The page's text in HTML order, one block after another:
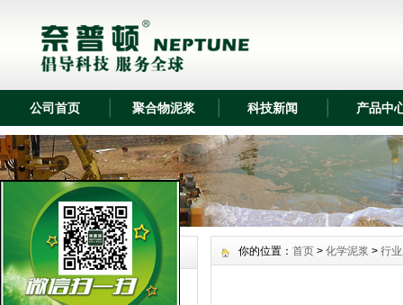
公司首页 聚合物泥浆 科技新闻 产品中
化学泥浆 News
行业新闻
奈普顿化学泥浆在中国气象项目中应用
奈普顿化学泥浆在西安咸阳项目中应用
奈普顿化学泥浆在辽宁盖州项目中应用
奈普顿化学泥浆在联合大学项目中应用
奈普顿化学泥浆在福建鼓山项目中应用
奈普顿化学泥浆在化工焦化项目中应用
奈普顿化学泥浆在榆林化工地项目中应
用
奈普顿化学泥浆在济南西客站项目中应
用
你的位置： 首页 > 化学泥浆 > 行